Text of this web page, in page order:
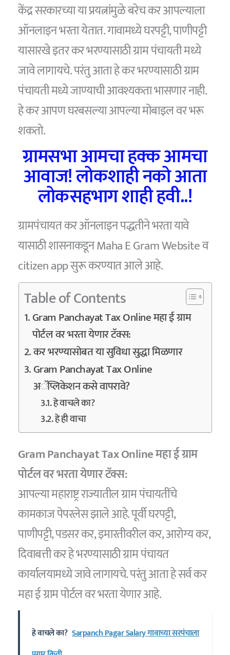
केंद्र सरकारच्या या प्रयत्नांमुळे बरेच कर आपल्याला
ऑनलाइन भरता येतात. गावामध्ये घरपट्टी, पाणीपट्टी
यासारखे इतर कर भरण्यासाठी ग्राम पंचायती मध्ये
जावे लागायचे. परंतु आता हे कर भरण्यासाठी ग्राम
पंचायती मध्ये जाण्याची आवश्यकता भासणार नाही.
हे कर आपण घरबसल्या आपल्या मोबाइल वर भरू
शकतो.
ग्रामसभा आमचा हक्क आमचा
आवाज! लोकशाही नको आता
लोकसहभाग शाही हवी..!
ग्रामपंचायत कर ऑनलाइन पद्धतीने भरता यावे
यासाठी शासनाकडून Maha E Gram Website व
citizen app सुरू करण्यात आले आहे.
Table of Contents
Gram Panchayat Tax Online महा ई ग्राम
पोर्टल वर भरता येणार टॅक्स:
कर भरण्यासोबत या सुविधा सुद्धा मिळणार
Gram Panchayat Tax Online
अॅप्लिकेशन कसे वापरावे?
हे वाचले का?
हे ही वाचा
Gram Panchayat Tax Online महा ई ग्राम
पोर्टल वर भरता येणार टॅक्स:
आपल्या महाराष्ट्र राज्यातील ग्राम पंचायतींचे
कामकाज पेपरलेस झाले आहे. पूर्वी घरपट्टी,
पाणीपट्टी, पडसर कर, इमारतीवरील कर, आरोग्य कर,
दिवाबत्ती कर हे भरण्यासाठी ग्राम पंचायत
कार्यालयामध्ये जावे लागायचे. परंतु आता हे सर्व कर
महा ई ग्राम पोर्टल वर भरता येणार आहे.
हे वाचले का? Sarpanch Pagar Salary गावाच्या सरपंचाला